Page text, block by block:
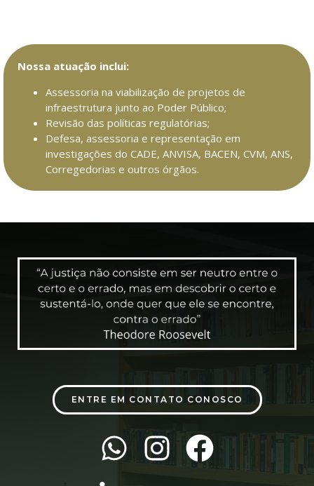
Nossa atuação inclui:
Assessoria na viabilização de projetos de
infraestrutura junto ao Poder Público;
Revisão das políticas regulatórias;
Defesa, assessoria e representação em
investigações do CADE, ANVISA, BACEN, CVM, ANS,
Corregedorias e outros órgãos.
ENTRE EM CONTATO CONOSCO